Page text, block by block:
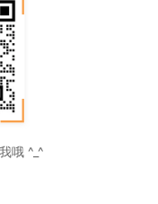
哦 ^_^